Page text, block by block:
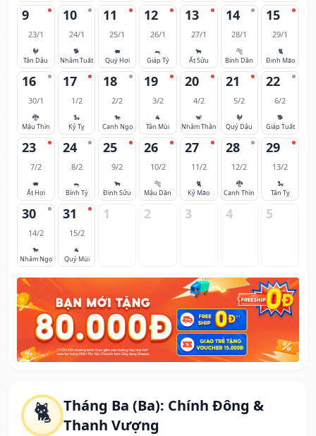
🐈
Tháng Ba (Ba): Chính Đông &
Thanh Vượng
9
23/1
🐓
Tân Dậu
10
24/1
🐕
Nhâm Tuất
11
25/1
🐖
Quý Hợi
12
26/1
🐀
Giáp Tý
13
27/1
🐂
Ất Sửu
14
28/1
🐅
Bính Dần
15
29/1
🐈
Đinh Mão
16
30/1
🐉
Mậu Thìn
17
1/2
🐍
Kỷ Tỵ
18
2/2
🐎
Canh Ngọ
19
3/2
🐐
Tân Mùi
20
4/2
🐒
Nhâm Thân
21
5/2
🐓
Quý Dậu
22
6/2
🐕
Giáp Tuất
23
7/2
🐖
Ất Hợi
24
8/2
🐀
Bính Tý
25
9/2
🐂
Đinh Sửu
26
10/2
🐅
Mậu Dần
27
11/2
🐈
Kỷ Mão
28
12/2
🐉
Canh Thìn
29
13/2
🐍
Tân Tỵ
30
14/2
🐎
Nhâm Ngọ
31
15/2
🐐
Quý Mùi
1 2 3 4 5